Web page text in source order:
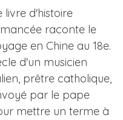
livre d'histoire
raconte le
en Chine au 18e.
d'un musicien
prêtre catholique,
par le pape
mettre un terme à